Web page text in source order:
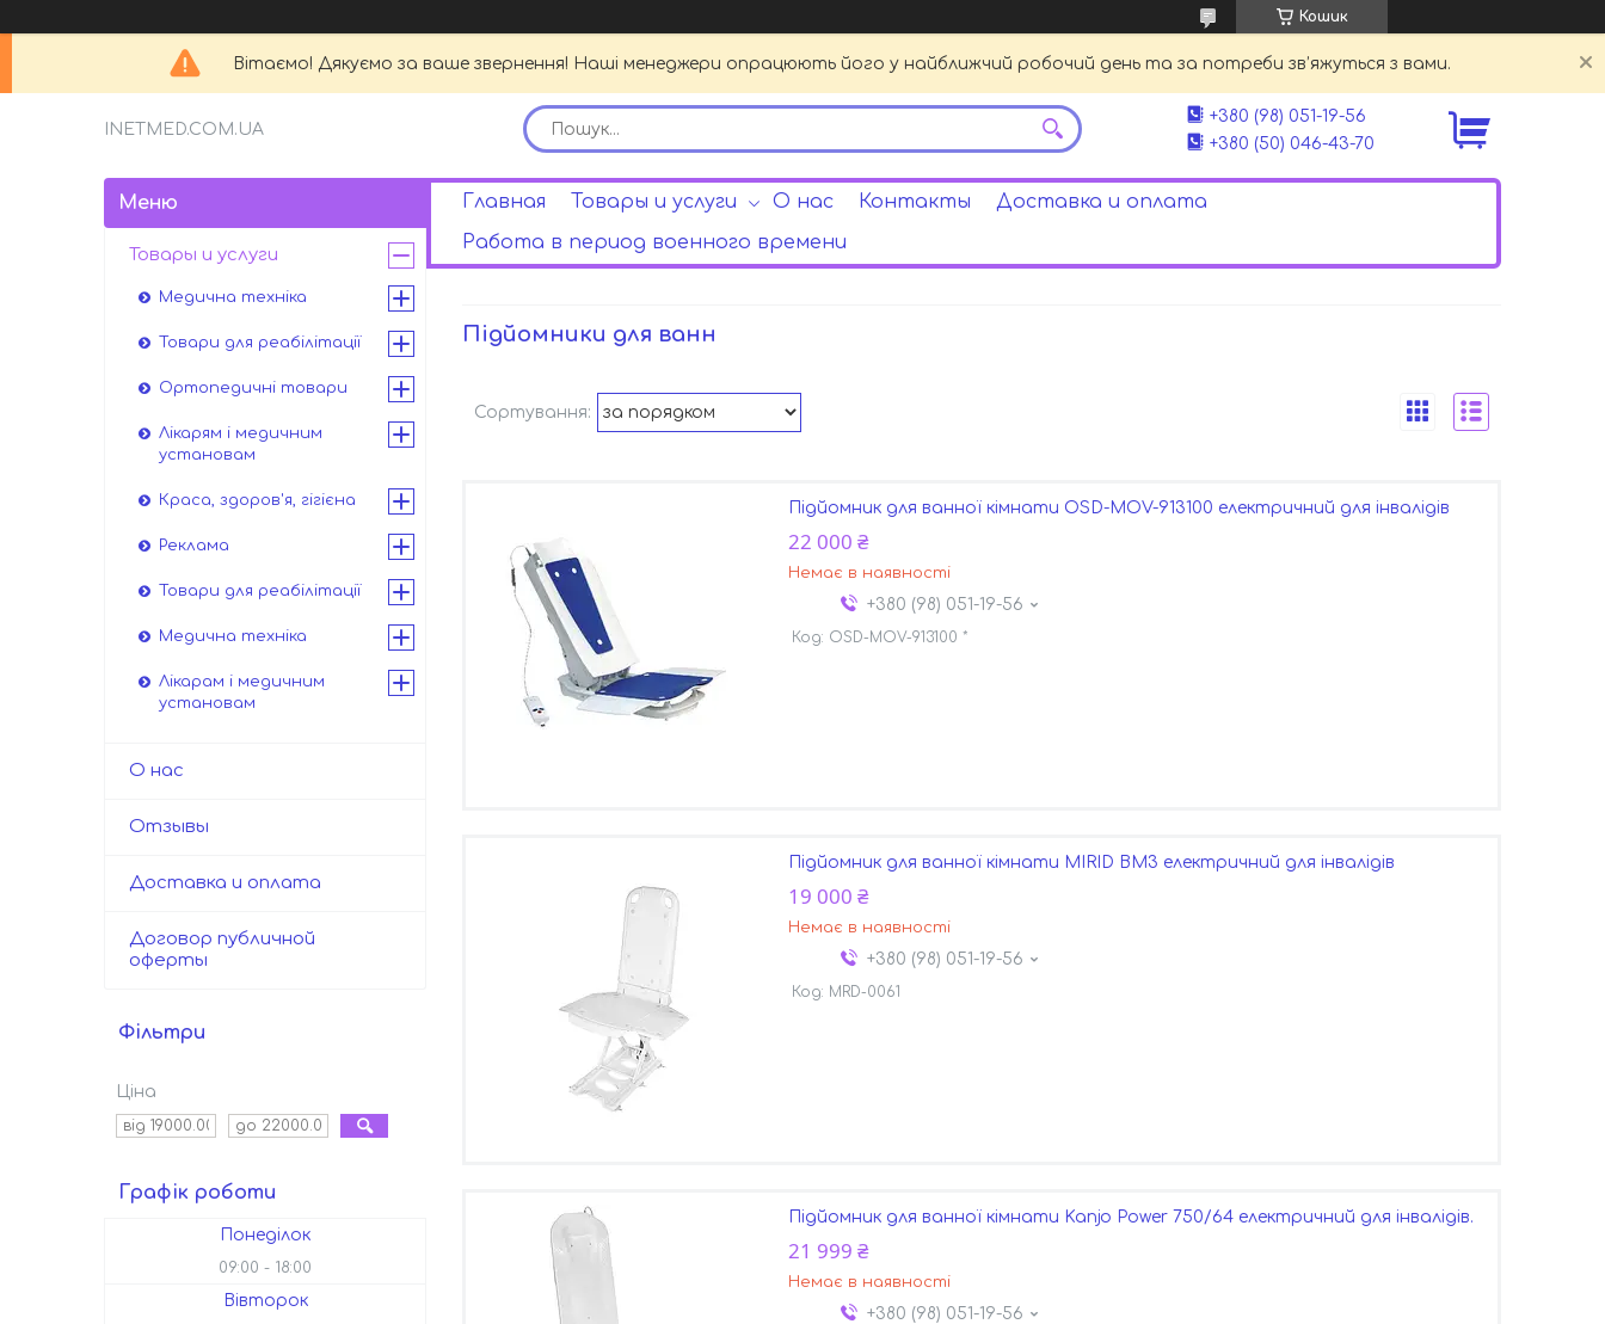
Кошик
Вітаємо! Дякуємо за ваше звернення! Наші менеджери опрацюють його у найближчий робочий день та за потреби зв’яжуться з вами.
INETMED.COM.UA
+380 (98) 051-19-56
+380 (50) 046-43-70
Главная Товары и услуги О нас Контакты
Доставка и оплата
Работа в период военного времени
Підйомники для ванн
Підйомник для ванної кімнати OSD-MOV-913100 електричний для інвалідів
22 000 ₴
Немає в наявності
+380 (98) 051-19-56
OSD-MOV-913100 *
Підйомник для ванної кімнати MIRID BM3 електричний для інвалідів
19 000 ₴
Немає в наявності
+380 (98) 051-19-56
MRD-0061
Підйомник для ванної кімнати Kanjo Power 750/64 електричний для інвалідів.
21 999 ₴
Немає в наявності
+380 (98) 051-19-56
Товары и услуги
Медична техніка
Товари для реабілітації
Ортопедичні товари
Лікарям і медичним
установам
Краса, здоров'я, гігієна
Реклама
Товари для реабілітації
Медична техніка
Лікарам і медичним
установам
О нас
Отзывы
Доставка и оплата
Договор публичной
оферты
Фільтри
Ціна
Графік роботи
Понеділок
09:00 18:00
Вівторок